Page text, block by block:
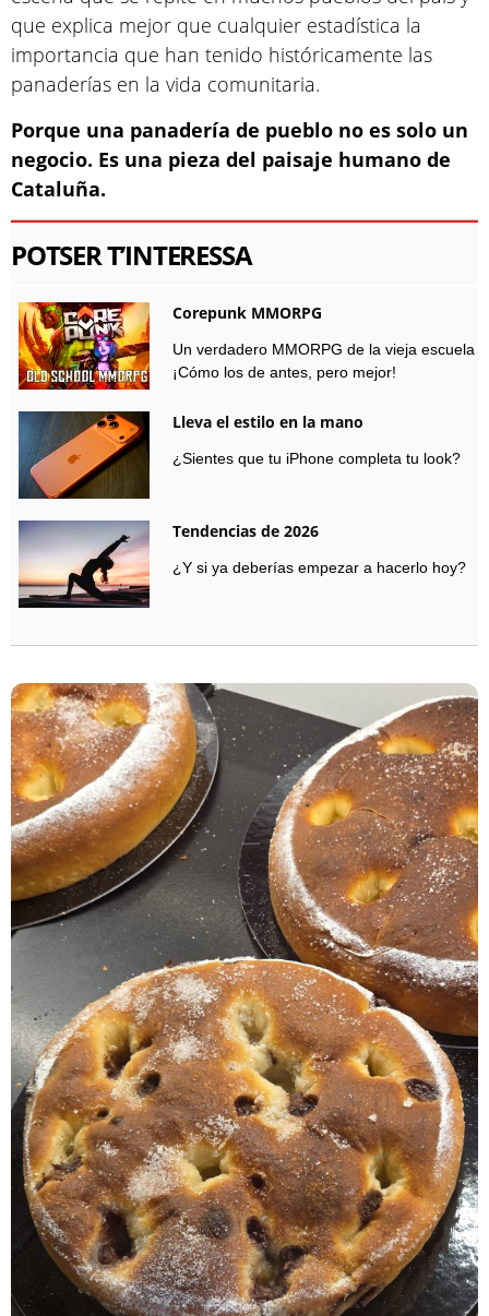
que explica mejor que cualquier estadística la
importancia que han tenido históricamente las
panaderías en la vida comunitaria.
Porque una panadería de pueblo no es solo un
negocio. Es una pieza del paisaje humano de
Cataluña.
POTSER T’INTERESSA
Corepunk MMORPG
Un verdadero MMORPG de la vieja escuela
¡Cómo los de antes, pero mejor!
Lleva el estilo en la mano
¿Sientes que tu iPhone completa tu look?
Tendencias de 2026
¿Y si ya deberías empezar a hacerlo hoy?